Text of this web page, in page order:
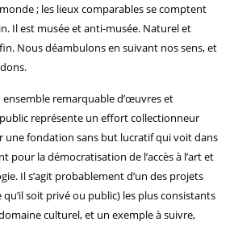
; les lieux comparables se comptent
Il est musée et anti-musée. Naturel et
Nous déambulons en suivant nos sens, et
remarquable d’œuvres et
représente un effort collectionneur
une fondation sans but lucratif qui voit dans
pour la démocratisation de l’accès à l’art et
Il s’agit probablement d’un des projets
soit privé ou public) les plus consistants
culturel, et un exemple à suivre,